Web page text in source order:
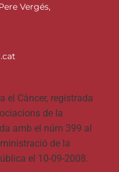
Vergés,
el Càncer, registrada
de la
amb el núm 399 al
de la
el 10-09-2008.